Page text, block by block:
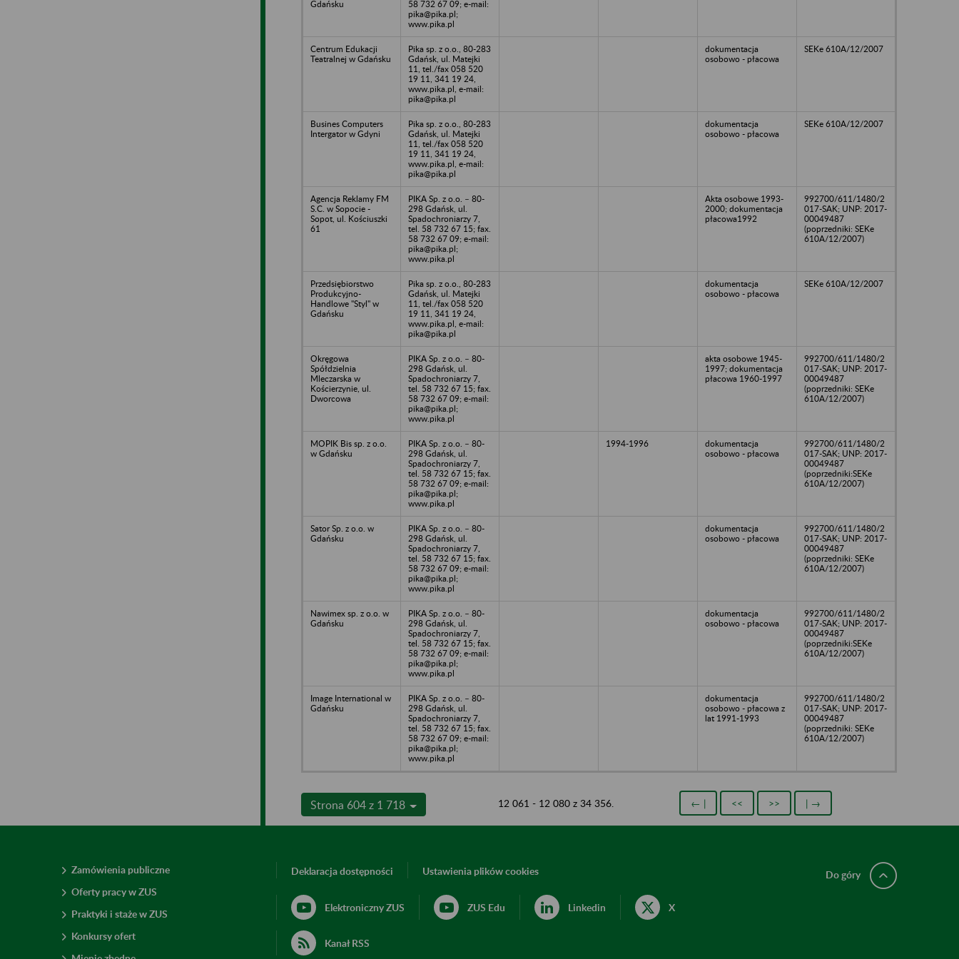
Gdańsku
58 732 67 09; e-mail:
pika@pika.pl;
www.pika.pl
Centrum Edukacji
Teatralnej w Gdańsku
Pika sp. z o.o., 80-283
Gdańsk, ul. Matejki
11, tel./fax 058 520
19 11, 341 19 24,
www.pika.pl, e-mail:
pika@pika.pl
dokumentacja
osobowo - płacowa
SEKe 610A/12/2007
Busines Computers
Intergator w Gdyni
Pika sp. z o.o., 80-283
Gdańsk, ul. Matejki
11, tel./fax 058 520
19 11, 341 19 24,
www.pika.pl, e-mail:
pika@pika.pl
dokumentacja
osobowo - płacowa
SEKe 610A/12/2007
Agencja Reklamy FM
S.C. w Sopocie -
Sopot, ul. Kościuszki
61
PIKA Sp. z o.o. – 80-
298 Gdańsk, ul.
Spadochroniarzy 7,
tel. 58 732 67 15; fax.
58 732 67 09; e-mail:
pika@pika.pl;
www.pika.pl
Akta osobowe 1993-
2000; dokumentacja
płacowa1992
992700/611/1480/2
017-SAK; UNP: 2017-
00049487
(poprzedniki: SEKe
610A/12/2007)
Przedsiębiorstwo
Produkcyjno-
Handlowe "Styl" w
Gdańsku
Pika sp. z o.o., 80-283
Gdańsk, ul. Matejki
11, tel./fax 058 520
19 11, 341 19 24,
www.pika.pl, e-mail:
pika@pika.pl
dokumentacja
osobowo - płacowa
SEKe 610A/12/2007
Okręgowa
Spółdzielnia
Mleczarska w
Kościerzynie, ul.
Dworcowa
PIKA Sp. z o.o. – 80-
298 Gdańsk, ul.
Spadochroniarzy 7,
tel. 58 732 67 15; fax.
58 732 67 09; e-mail:
pika@pika.pl;
www.pika.pl
akta osobowe 1945-
1997; dokumentacja
płacowa 1960-1997
992700/611/1480/2
017-SAK; UNP: 2017-
00049487
(poprzedniki: SEKe
610A/12/2007)
MOPIK Bis sp. z o.o.
w Gdańsku
PIKA Sp. z o.o. – 80-
298 Gdańsk, ul.
Spadochroniarzy 7,
tel. 58 732 67 15; fax.
58 732 67 09; e-mail:
pika@pika.pl;
www.pika.pl
1994-1996
dokumentacja
osobowo - płacowa
992700/611/1480/2
017-SAK; UNP: 2017-
00049487
(poprzedniki:SEKe
610A/12/2007)
Sator Sp. z o.o. w
Gdańsku
PIKA Sp. z o.o. – 80-
298 Gdańsk, ul.
Spadochroniarzy 7,
tel. 58 732 67 15; fax.
58 732 67 09; e-mail:
pika@pika.pl;
www.pika.pl
dokumentacja
osobowo - płacowa
992700/611/1480/2
017-SAK; UNP: 2017-
00049487
(poprzedniki: SEKe
610A/12/2007)
Nawimex sp. z o.o. w
Gdańsku
PIKA Sp. z o.o. – 80-
298 Gdańsk, ul.
Spadochroniarzy 7,
tel. 58 732 67 15; fax.
58 732 67 09; e-mail:
pika@pika.pl;
www.pika.pl
dokumentacja
osobowo - płacowa
992700/611/1480/2
017-SAK; UNP: 2017-
00049487
(poprzedniki:SEKe
610A/12/2007)
Image International w
Gdańsku
PIKA Sp. z o.o. – 80-
298 Gdańsk, ul.
Spadochroniarzy 7,
tel. 58 732 67 15; fax.
58 732 67 09; e-mail:
pika@pika.pl;
www.pika.pl
dokumentacja
osobowo - płacowa z
lat 1991-1993
992700/611/1480/2
017-SAK; UNP: 2017-
00049487
(poprzedniki: SEKe
610A/12/2007)
Strona 604 z 1 718 12 061 - 12 080 z 34 356. ← | << >> | →
Zamówienia publiczne
Oferty pracy w ZUS
Praktyki i staże w ZUS
Konkursy ofert
Deklaracja dostępności Ustawienia plików cookies
Elektroniczny ZUS ZUS Edu Linkedin X
Kanał RSS
Do góry